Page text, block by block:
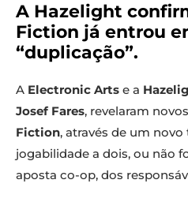
A Hazelight
Fiction já entrou
“duplicação”.
A Electronic Arts e a
Josef Fares, revelaram
Fiction, através de um
jogabilidade a dois, ou não
aposta co-op, dos